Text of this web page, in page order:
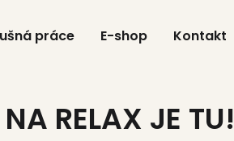
práce E-shop Kontakt
RELAX JE TU!